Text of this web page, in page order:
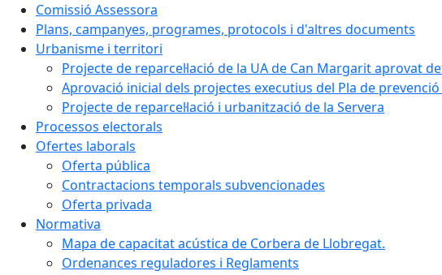
Comissió Assessora
Plans, campanyes, programes, protocols i d'altres documents
Urbanisme i territori
Projecte de reparcel·lació de la UA de Can Margarit aprovat
Aprovació inicial dels projectes executius del Pla de
Projecte de reparcel·lació i urbanització de la Servera
Processos electorals
Ofertes laborals
Oferta pública
Contractacions temporals subvencionades
Oferta privada
Normativa
Mapa de capacitat acústica de Corbera de Llobregat.
Ordenances reguladores i Reglaments